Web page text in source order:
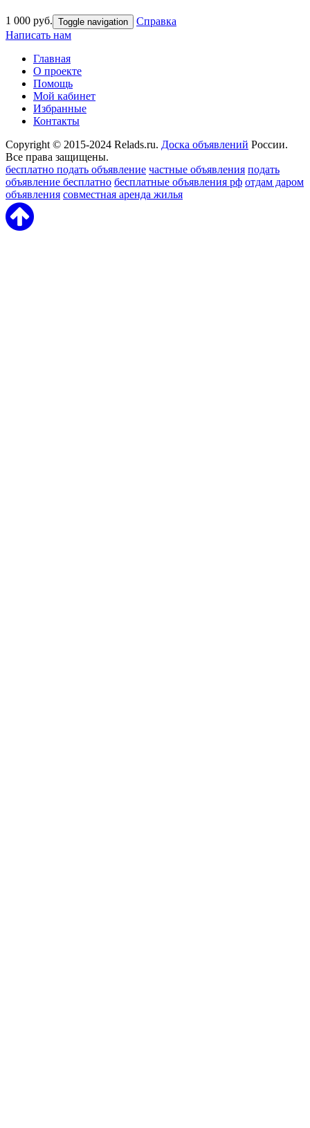
1 000 руб. Toggle navigation
Справка
Написать нам
Главная
О проекте
Помощь
Мой кабинет
Избранные
Контакты
Copyright © 2015-2024 Relads.ru. Доска объявлений России.
Все права защищены.
бесплатно подать объявление частные объявления подать
объявление бесплатно бесплатные объявления рф отдам даром
объявления совместная аренда жилья